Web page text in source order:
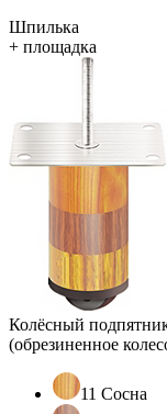
Шпилька
+ площадка
Колёсный
(обрезиненное
11 Сосна